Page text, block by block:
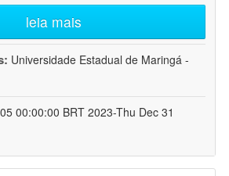
leia mais
Universidade Estadual de Maringá -
00:00:00 BRT 2023-Thu Dec 31